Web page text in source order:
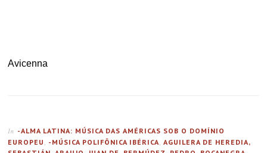
Avicenna
In -ALMA LATINA: MÚSICA DAS AMÉRICAS SOB O DOMÍNIO
EUROPEU , -MÚSICA POLIFÔNICA IBÉRICA,AGUILERA DE HEREDIA,